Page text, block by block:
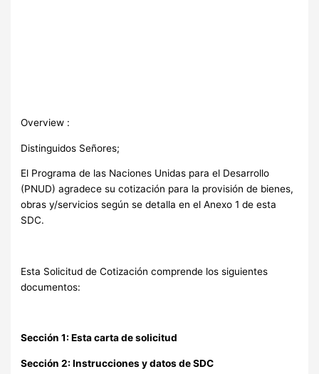
Overview :
Distinguidos Señores;
El Programa de las Naciones Unidas para el Desarrollo
(PNUD) agradece su cotización para la provisión de bienes,
obras y/servicios según se detalla en el Anexo 1 de esta
SDC.
Esta Solicitud de Cotización comprende los siguientes
documentos:
Sección 1: Esta carta de solicitud
Sección 2: Instrucciones y datos de SDC